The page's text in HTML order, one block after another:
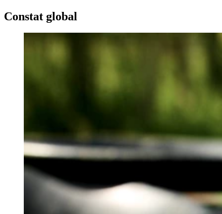
Constat global